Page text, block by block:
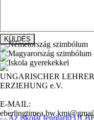
UNGARISCHER
ERZIEHUNG e.V.
E-MAIL: